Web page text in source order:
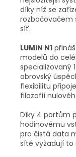
díky níž se
rozbočovačem
síť.
LUMIN N1
modelů do
specializovaný
obrovský
flexibilitu
filozofií
Díky 4 portům
hodinovému
pro čistá data
sítě vyžadují to